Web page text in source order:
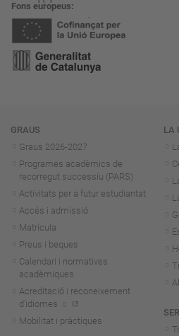
Fons europeus
Navegació
GRAUS
Graus 2026-2027
Programes acadèmics de
recorregut successiu (PARS)
Activitats per a futur estudiantat
Accés i admissió
Matrícula
Preus i beques
Calendari i normatives
acadèmiques
Acreditació i reconeixement
d'idiomes
Mobilitat i pràctiques
LA